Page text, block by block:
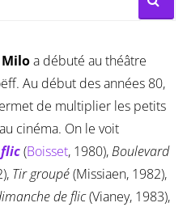
Miloa débuté au théâtre
Au début des années 80,
de multiplier les petits
cinéma. On le voit
(Boisset, 1980),Boulevard
Tir groupé(Missiaen, 1982),
de flic(Vianey, 1983),